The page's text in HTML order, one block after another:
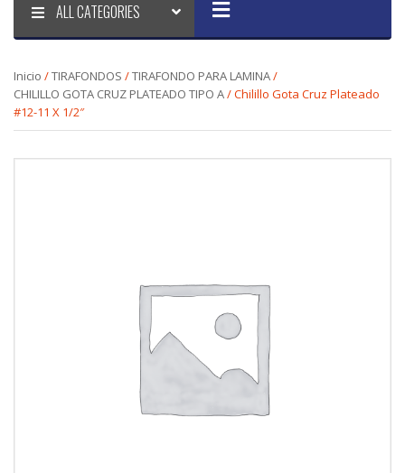
ALL CATEGORIES
Inicio /TIRAFONDOS /TIRAFONDO PARA LAMINA/
CHILILLO GOTA CRUZ PLATEADO TIPO A/ Chilillo Gota Cruz Plateado
#12-11 X 1/2″